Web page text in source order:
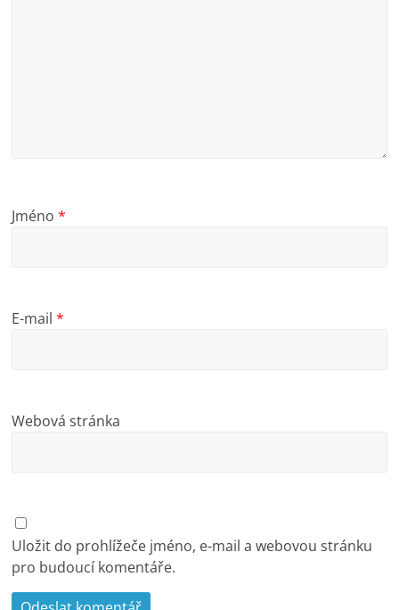
Jméno*
E-mail*
Webová stránka
Uložit do prohlížeče jméno, e-mail a webovou stránku
pro budoucí komentáře.